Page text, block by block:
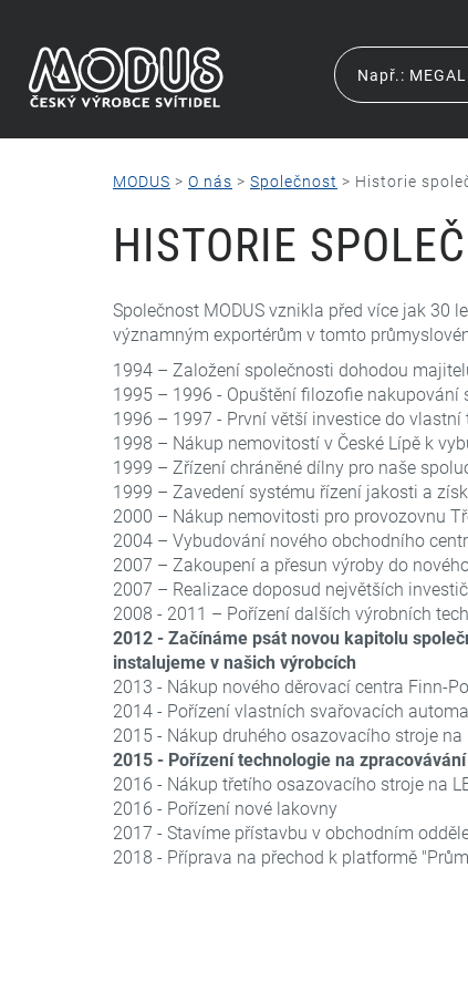
MODUS > O nás > Společnost > Historie
HISTORIE
Společnost MODUS vznikla před více jak 30
významným exportérům v tomto
1994 – Založení společnosti dohodou
1995 – 1996 - Opuštění filozofie
1996 – 1997 - První větší investice do vlastní
1998 – Nákup nemovitostí v České Lípě k
1999 – Zřízení chráněné dílny pro naše
1999 – Zavedení systému řízení jakosti a
2000 – Nákup nemovitosti pro provozovnu
2004 – Vybudování nového obchodního
2007 – Zakoupení a přesun výroby do
2007 – Realizace doposud největších
2008 - 2011 – Pořízení dalších výrobních
2012 - Začínáme psát novou kapitolu
instalujeme v našich výrobcích
2013 - Nákup nového děrovací centra Finn-
2014 - Pořízení vlastních svařovacích
2015 - Nákup druhého osazovacího stroje na
2015 - Pořízení technologie na
2016 - Nákup třetího osazovacího stroje na
2016 - Pořízení nové lakovny
2017 - Stavíme přístavbu v obchodním
2018 - Příprava na přechod k platformě